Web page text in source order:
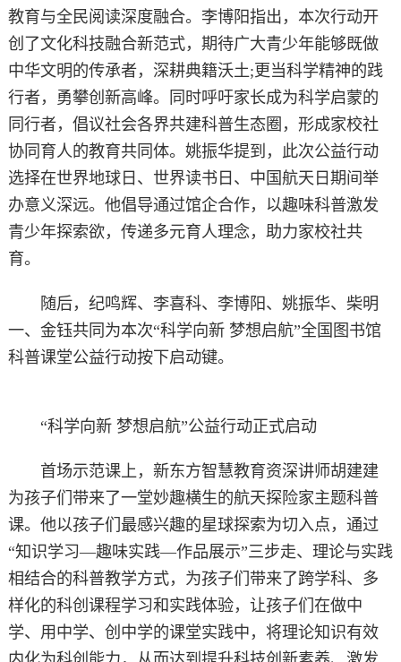
教育与全民阅读深度融合。李博阳指出，本次行动开
创了文化科技融合新范式，期待广大青少年能够既做
中华文明的传承者，深耕典籍沃土;更当科学精神的践
行者，勇攀创新高峰。同时呼吁家长成为科学启蒙的
同行者，倡议社会各界共建科普生态圈，形成家校社
协同育人的教育共同体。姚振华提到，此次公益行动
选择在世界地球日、世界读书日、中国航天日期间举
办意义深远。他倡导通过馆企合作，以趣味科普激发
青少年探索欲，传递多元育人理念，助力家校社共
育。
随后，纪鸣辉、李喜科、李博阳、姚振华、柴明
一、金钰共同为本次“科学向新 梦想启航”全国图书馆
科普课堂公益行动按下启动键。
“科学向新 梦想启航”公益行动正式启动
首场示范课上，新东方智慧教育资深讲师胡建建
为孩子们带来了一堂妙趣横生的航天探险家主题科普
课。他以孩子们最感兴趣的星球探索为切入点，通过
“知识学习—趣味实践—作品展示”三步走、理论与实践
相结合的科普教学方式，为孩子们带来了跨学科、多
样化的科创课程学习和实践体验，让孩子们在做中
学、用中学、创中学的课堂实践中，将理论知识有效